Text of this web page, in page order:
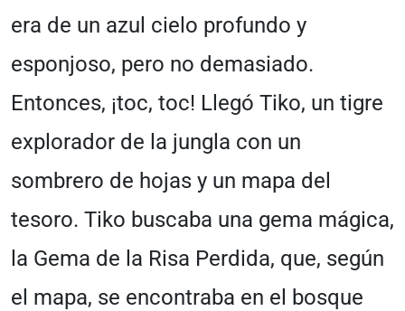
era de un azul cielo profundo y
esponjoso, pero no demasiado.
Entonces, ¡toc, toc! Llegó Tiko, un tigre
explorador de la jungla con un
sombrero de hojas y un mapa del
tesoro. Tiko buscaba una gema mágica,
la Gema de la Risa Perdida, que, según
el mapa, se encontraba en el bosque